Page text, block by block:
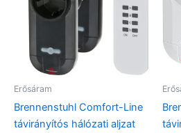
Erősáram
Brennenstuhl Comfort-Line
távirányítós hálózati aljzat